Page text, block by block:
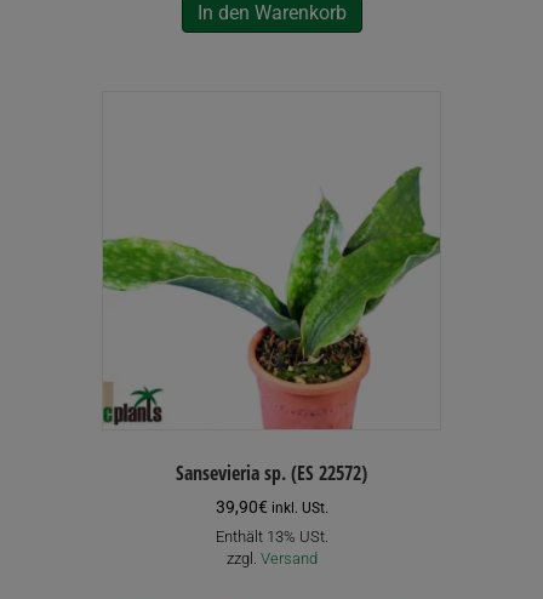
In den Warenkorb
Sansevieria sp. (ES 22572)
39,90€ inkl. USt.
Enthält 13% USt.
zzgl. Versand